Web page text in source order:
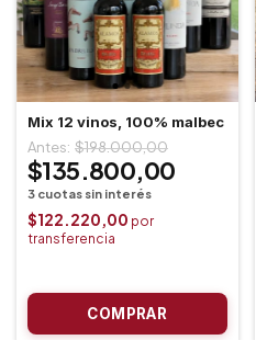
Mix 12 vinos, 100% malbec
$135.800,00
$198.000,00
$122.220,00